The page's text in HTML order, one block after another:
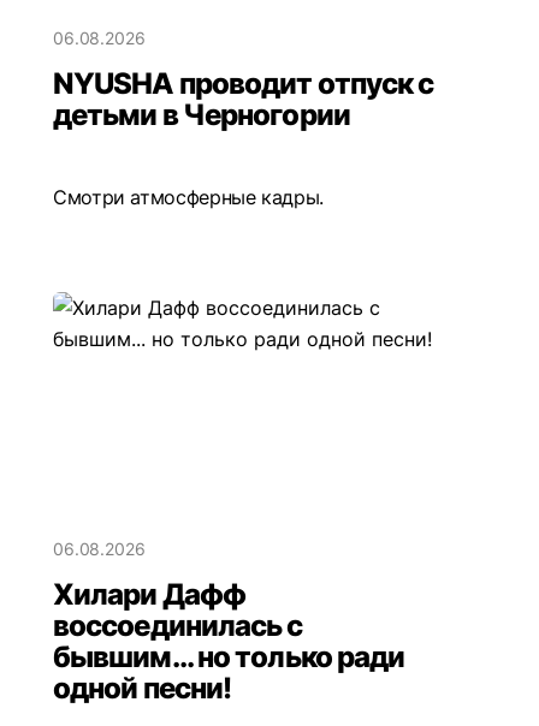
06.08.2026
NYUSHA проводит отпуск с
детьми в Черногории
Смотри атмосферные кадры.
06.08.2026
Хилари Дафф
воссоединилась с
бывшим... но только ради
одной песни!